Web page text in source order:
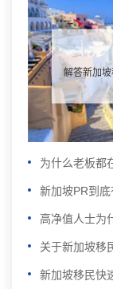
解答新加
为什么老板都
新加坡PR到底
高净值人士为
关于新加坡移
新加坡移民快